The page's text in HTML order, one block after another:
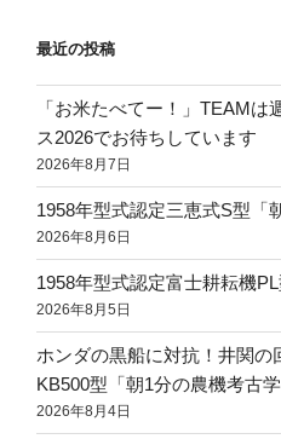
最近の投稿
「お米たべてー！」TEAMは
ス2026でお待ちしています
2026年8月7日
1958年型式認定三恵式S型「
2026年8月6日
1958年型式認定富士耕耘機
2026年8月5日
ホンダの黒船に対抗！井関の
KB500型「朝1分の農機考古学
2026年8月4日